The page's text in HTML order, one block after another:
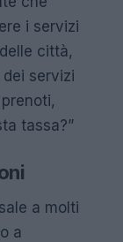
i servizi
città,
servizi
tassa?”
a molti
a